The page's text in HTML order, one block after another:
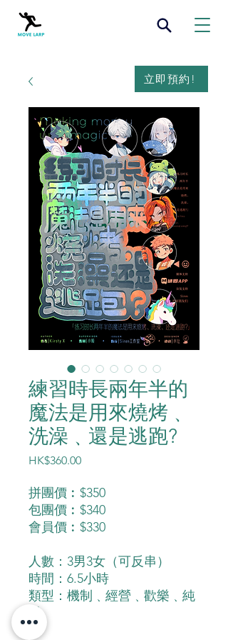
練習時長兩年半的
魔法是用來燒烤﹑
洗澡﹑還是逃跑?
HK$360.00價
拼團價︰$350
包團價︰$340
會員價︰$330
人數：3男3女（可反串）
時間：6.5小時
類型：機制﹑經營﹑歡樂﹑純
立即預約!